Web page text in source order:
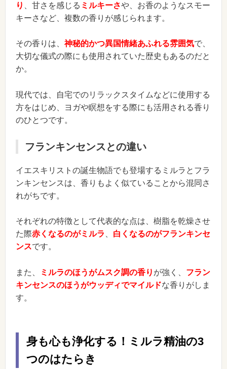
り
、甘さを感じる ミルキーさや、お香のようなスモー
キーさなど、複数の香りが感じられます。
その香りは、神秘的かつ異国情緒あふれる雰囲気で、
大切な儀式の際にも使用されていた歴史もあるのだと
か。
現代では、自宅でのリラックスタイムなどに使用する
方をはじめ、ヨガや瞑想をする際にも活用される香り
のひとつです。
フランキンセンスとの違い
イエスキリストの誕生物語でも登場するミルラとフラ
ンキンセンスは、香りもよく似ていることから混同さ
れがちです。
それぞれの特徴として代表的な点は、樹脂を乾燥させ
た際赤くなるのがミルラ
白くなるのがフランキンセ
ンスです。
また、 ミルラのほうがムスク調の香り が強く、 フラン
キンセンスのほうがウッディでマイルドな香りがしま
す。
身も心も浄化する！ミルラ精油の3
つのはたらき